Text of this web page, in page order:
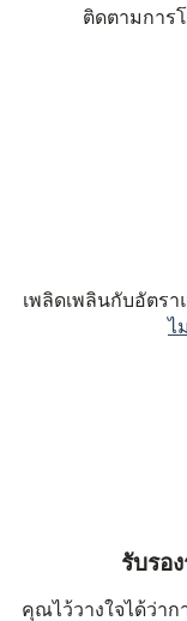
ติดตามการ
เพลิดเพลินกับอัตรา
ไ
รับรอ
คุณไว้วางใจได้ว่าก